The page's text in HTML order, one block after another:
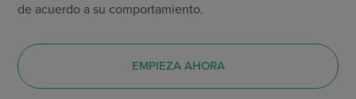
de acuerdo a su comportamiento.
EMPIEZA AHORA